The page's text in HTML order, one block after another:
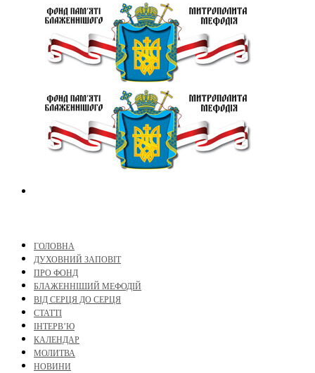
ГОЛОВНА
ДУХОВНИЙ ЗАПОВІТ
ПРО ФОНД
БЛАЖЕННІШИЙ МЕФОДІЙ
ВІД СЕРЦЯ ДО СЕРЦЯ
СТАТТІ
ІНТЕРВ’Ю
КАЛЕНДАР
МОЛИТВА
НОВИНИ